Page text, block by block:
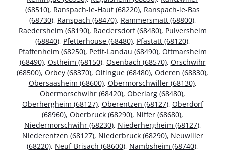
(68510), Ranspach-le-Haut (68220), Ranspach-le-Bas
(68730), Ranspach (68470), Rammersmatt (68800),
Raedersheim (68190), Raedersdorf (68480), Pulversheim
(68840), Pfetterhouse (68480), Pfastatt (68120),
Pfaffenheim (68250), Petit-Landau (68490), Ottmarsheim
(68490), Ostheim (68150), Osenbach (68570), Orschwihr
(68500), Orbey (68370), Oltingue (68480), Oderen (68830),
Obersaasheim (68600), Obermorschwiller (68130),
Obermorschwihr (68420), Oberlarg (68480),
Oberhergheim (68127), Oberentzen (68127), Oberdorf
(68960), Oberbruck (68290), Niffer (68680),
Niedermorschwihr (68230), Niederhergheim (68127),
Niederentzen (68127), Niederbruck (68290), Neuwiller
(68220), Neuf-Brisach (68600), Nambsheim (68740),